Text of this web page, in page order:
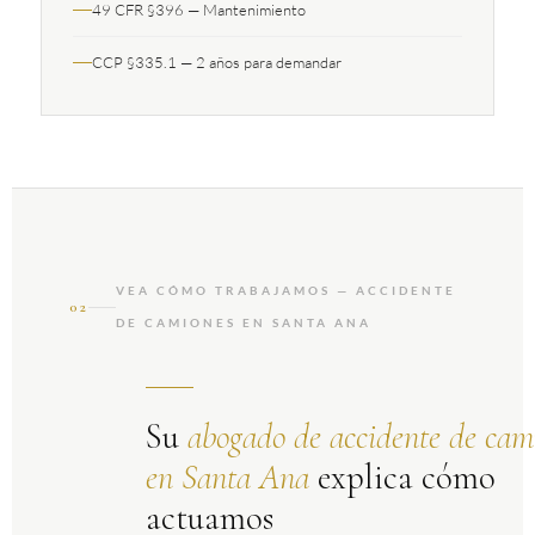
49 CFR §396 — Mantenimiento
CCP §335.1 — 2 años para demandar
02
VEA CÓMO TRABAJAMOS — ACCIDENTE
DE CAMIONES EN SANTA ANA
Su abogado de accidente de
en Santa Ana explica cómo
actuamos